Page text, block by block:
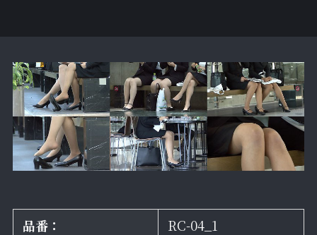
品番：
RC-04_1